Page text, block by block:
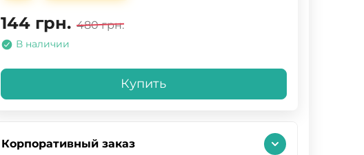
144 грн. 480 грн.
В наличии
Купить
Корпоративный заказ